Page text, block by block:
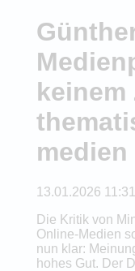
medien
13.01.2026 11:31
Die Kritik von
Online-Medien
nun klar:
hohes Gut. Der